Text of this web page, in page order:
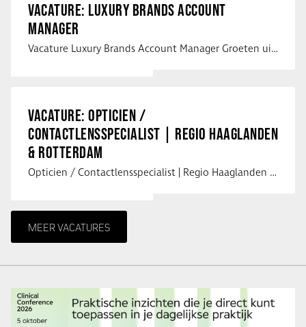
VACATURE: LUXURY BRANDS ACCOUNT
MANAGER
Vacature Luxury Brands Account Manager Groeten uit Spanje! Vanaf mijn …
VACATURE: OPTICIEN /
CONTACTLENSSPECIALIST | REGIO HAAGLANDEN
& ROTTERDAM
Opticien / Contactlensspecialist | Regio Haaglanden & Rotterdam Saludos uit …
MEER VACATURES